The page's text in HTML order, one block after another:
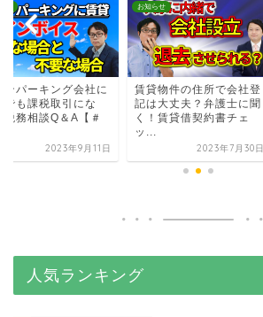
ンパーキング会社に
でも課税取引にな
税務相談Q＆A【＃
2023年9月11日
お知らせ
賃貸物件の住所で会社登
記は大丈夫？弁護士に聞
く！賃貸借契約書チェ
ッ...
2023年7月30日
人気ランキング